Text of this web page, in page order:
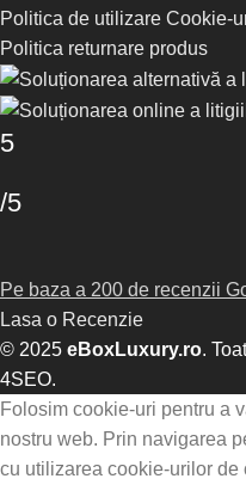
Politica de utilizare Cookie-
Politica returnare produs
5
/5
Pe baza a 200 de recenzii
Lasa o Recenzie
© 2025 eBoxLuxury.ro.
4SEO.
Folosim cookie-uri pentru a
nostru web. Prin navigarea
cu utilizarea cookie-urilor de